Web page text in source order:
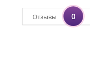
Отзывы 0